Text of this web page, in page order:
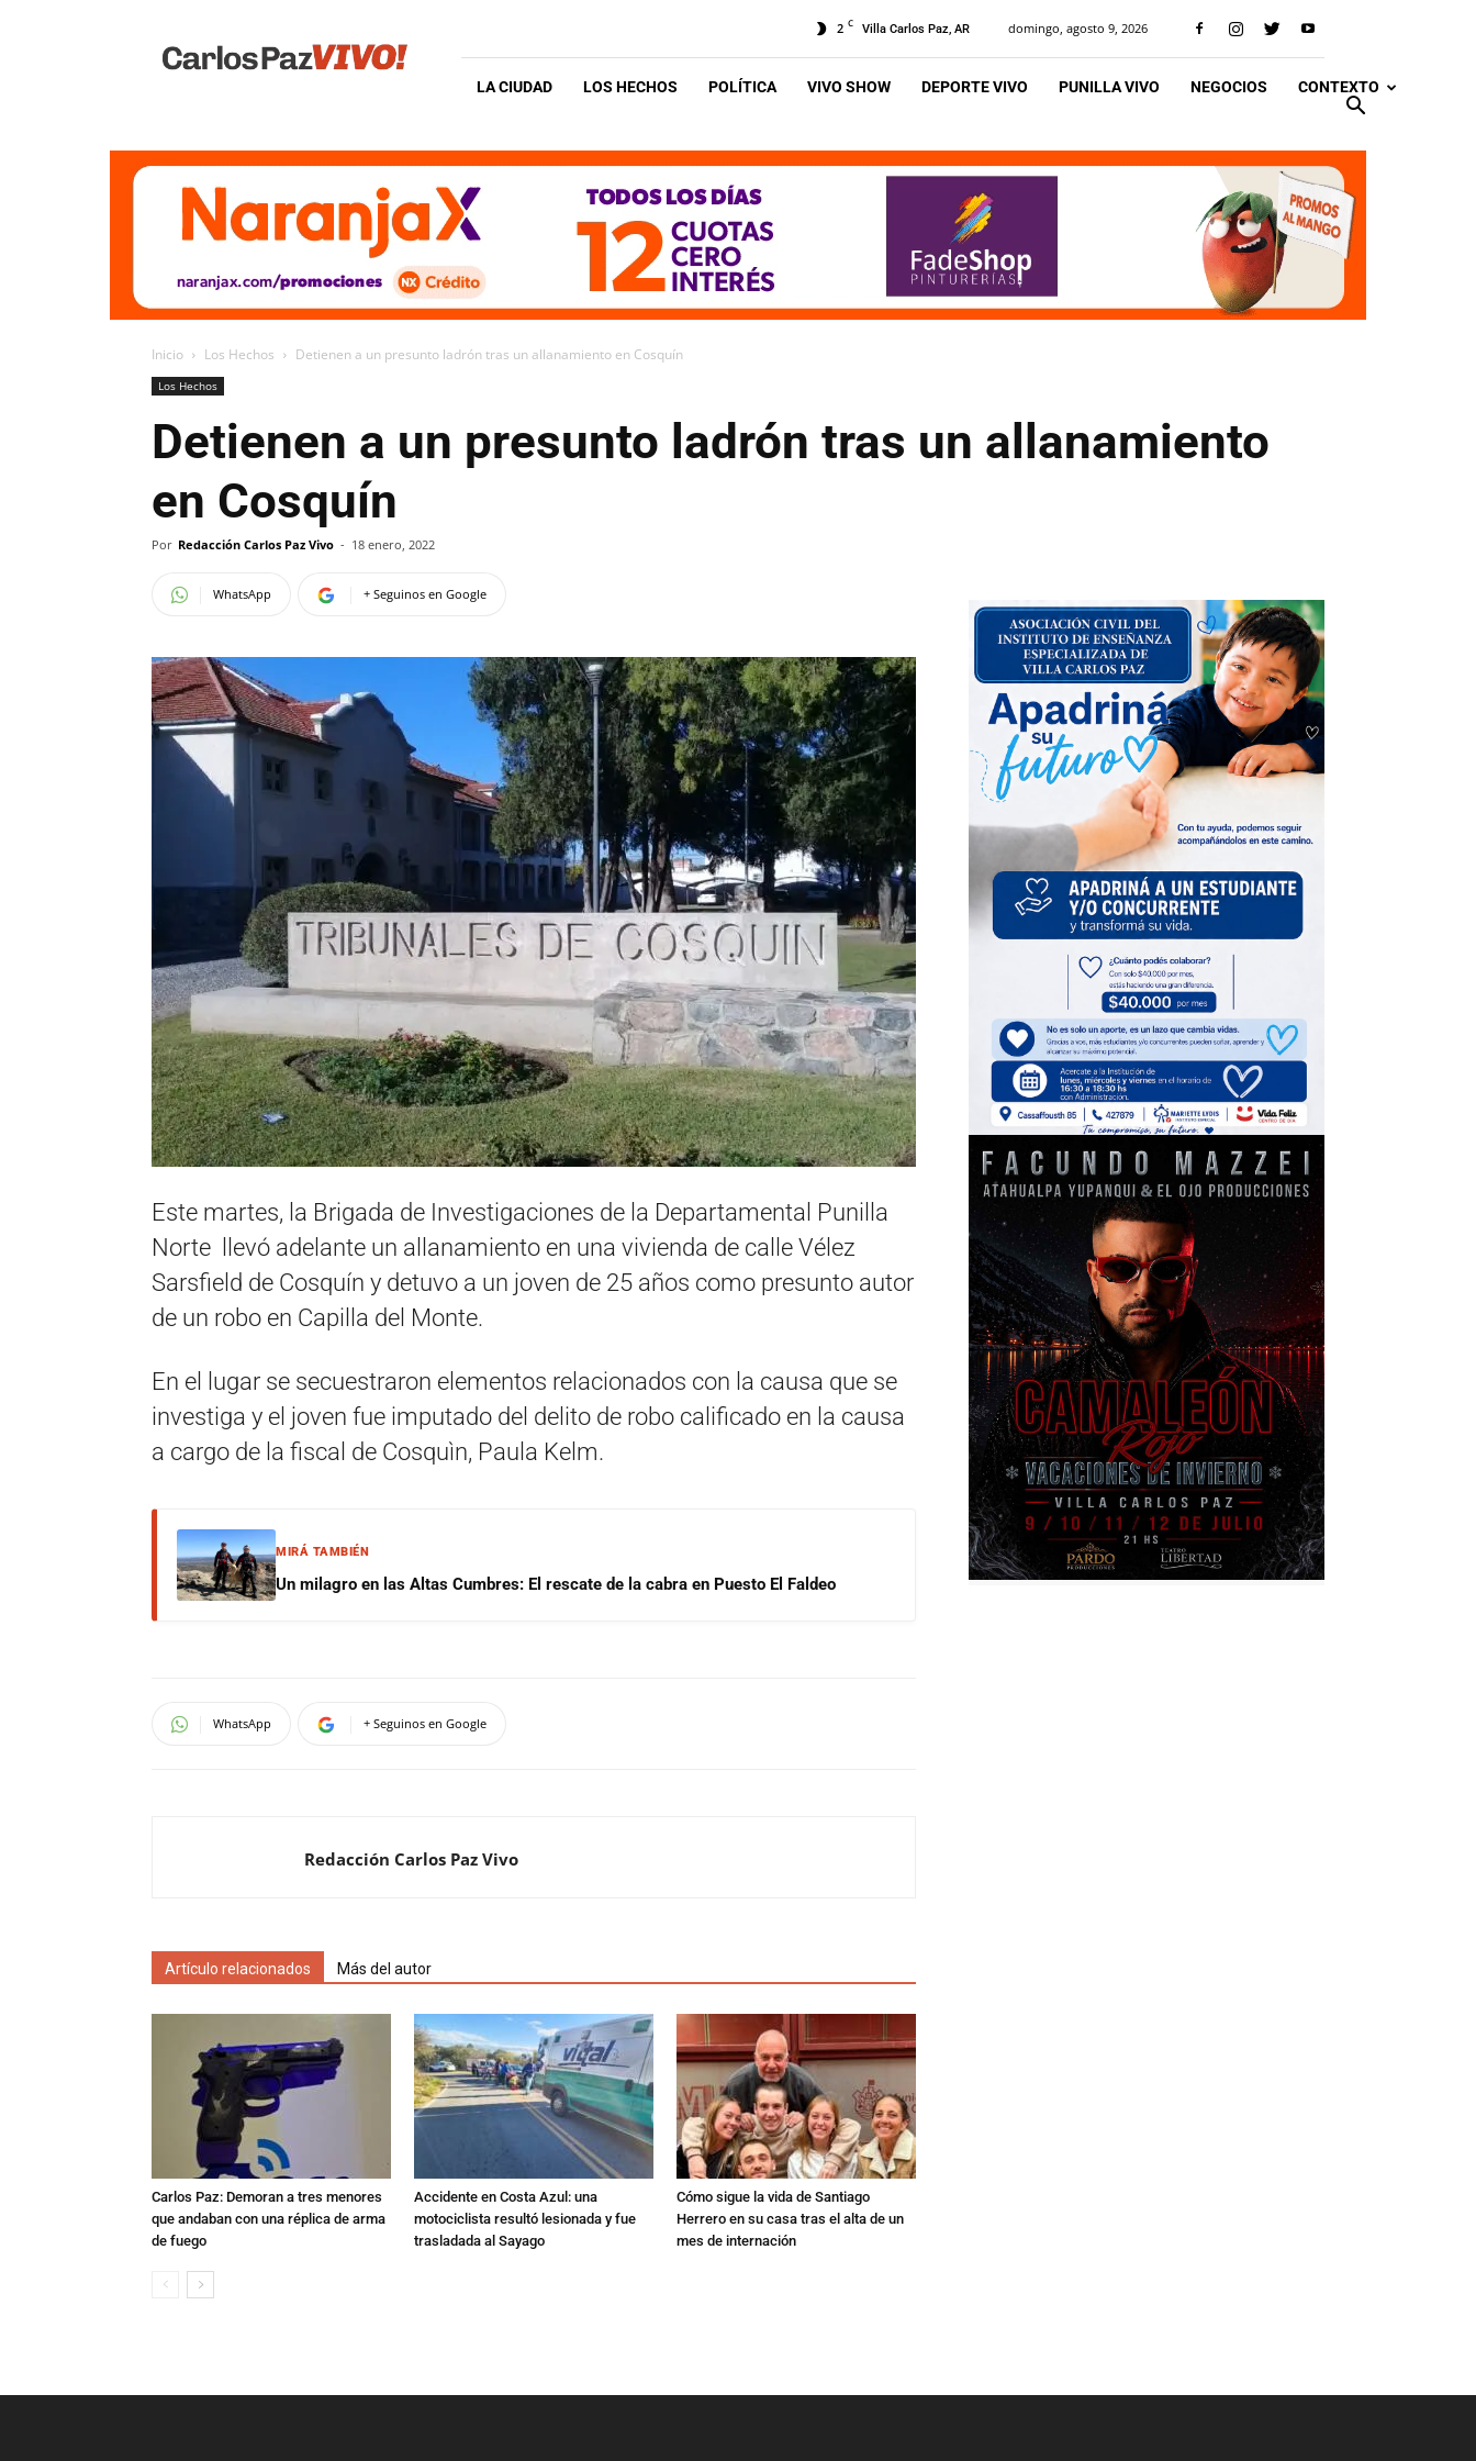
Vivo
2 C Villa Carlos Paz, AR domingo, agosto 9, 2026
LA CIUDAD LOS HECHOS POLÍTICA VIVO SHOW DEPORTE VIVO PUNILLA VIVO NEGOCIOS CONTEXTO
Inicio Los Hechos Detienen a un presunto ladrón tras un allanamiento en Cosquín
Los Hechos
Detienen a un presunto ladrón tras un allanamiento
en Cosquín
Por Redacción Carlos Paz Vivo - 18 enero, 2022
WhatsApp + Seguinos en Google
Este martes, la Brigada de Investigaciones de la Departamental Punilla
Norte llevó adelante un allanamiento en una vivienda de calle Vélez
Sarsfield de Cosquín y detuvo a un joven de 25 años como presunto autor
de un robo en Capilla del Monte.
En el lugar se secuestraron elementos relacionados con la causa que se
investiga y el joven fue imputado del delito de robo calificado en la causa
a cargo de la fiscal de Cosquìn, Paula Kelm.
MIRÁ TAMBIÉN
Un milagro en las Altas Cumbres: El rescate de la cabra en Puesto El Faldeo
WhatsApp + Seguinos en Google
Redacción Carlos Paz Vivo
Artículo relacionados Más del autor
Carlos Paz: Demoran a tres menores
que andaban con una réplica de arma
de fuego
Accidente en Costa Azul: una
motociclista resultó lesionada y fue
trasladada al Sayago
Cómo sigue la vida de Santiago
Herrero en su casa tras el alta de un
mes de internación